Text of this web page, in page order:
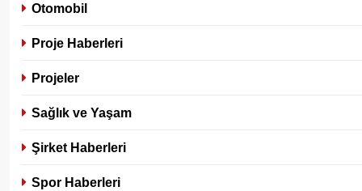
Otomobil
Proje Haberleri
Projeler
Sağlık ve Yaşam
Şirket Haberleri
Spor Haberleri